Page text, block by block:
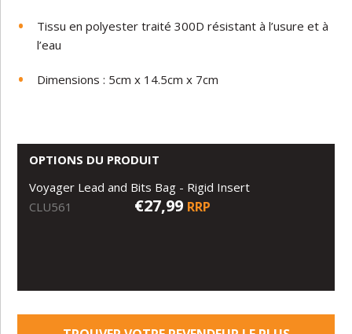
Tissu en polyester traité 300D résistant à l’usure et à
l’eau
Dimensions : 5cm x 14.5cm x 7cm
OPTIONS DU PRODUIT
Voyager Lead and Bits Bag - Rigid Insert
CLU561
€27,99 RRP